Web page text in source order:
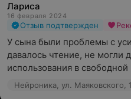
Лариса
16 февраля 2024
Отзыв подтвержден
У сына были проблемы с
давалось чтение, не могли
использования в свободной
Нейроника, ул. Маяковского,